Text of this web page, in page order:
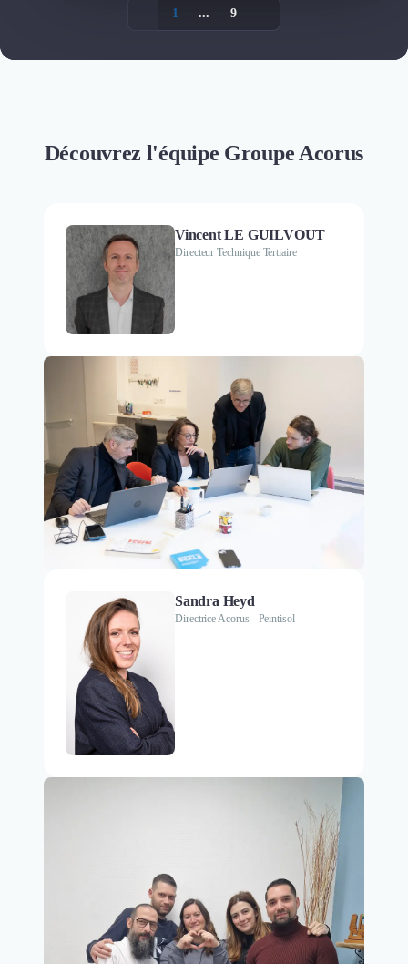
1 ... 9
Découvrez l'équipe Groupe Acorus
Vincent LE GUILVOUT
Directeur Technique Tertiaire
Sandra Heyd
Directrice Acorus - Peintisol